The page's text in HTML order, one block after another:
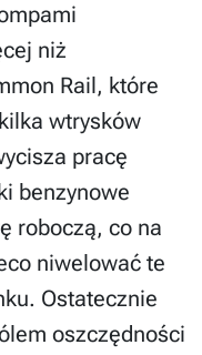
niż
Rail, które
wtrysków
pracę
benzynowe
roboczą, co na
niwelować te
Ostatecznie
oszczędności